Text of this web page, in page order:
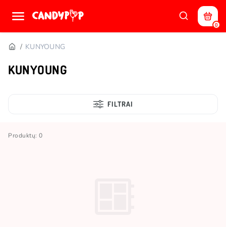
0
KUNYOUNG
KUNYOUNG
FILTRAI
Produktų: 0